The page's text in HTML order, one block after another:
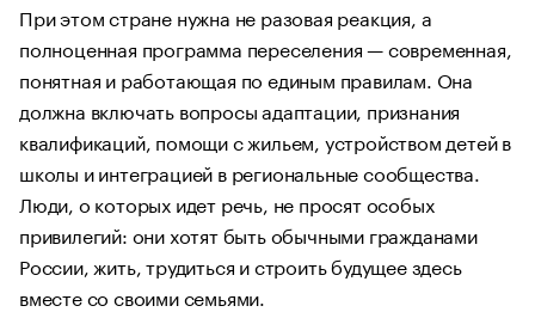
При этом стране нужна не разовая реакция, а
полноценная программа переселения — современная,
понятная и работающая по единым правилам. Она
должна включать вопросы адаптации, признания
квалификаций, помощи с жильем, устройством детей в
школы и интеграцией в региональные сообщества.
Люди, о которых идет речь, не просят особых
привилегий: они хотят быть обычными гражданами
России, жить, трудиться и строить будущее здесь
вместе со своими семьями.